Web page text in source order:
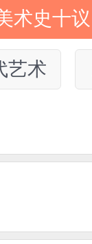
术史十议
艺术